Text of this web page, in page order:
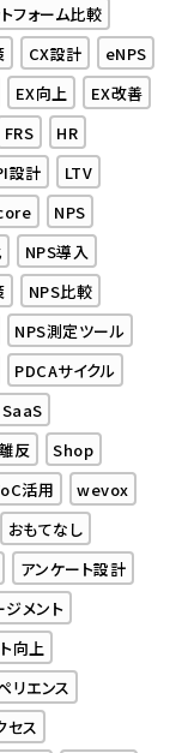
フォーム比較
CX設計
eNPS
EX向上
EX改善
FRS
HR
設計
LTV
NPS
NPS導入
NPS比較
NPS測定ツール
PDCAサイクル
SaaS
反
Shop
活用
wevox
おもてなし
アンケート設計
メント
向上
リエンス
セス